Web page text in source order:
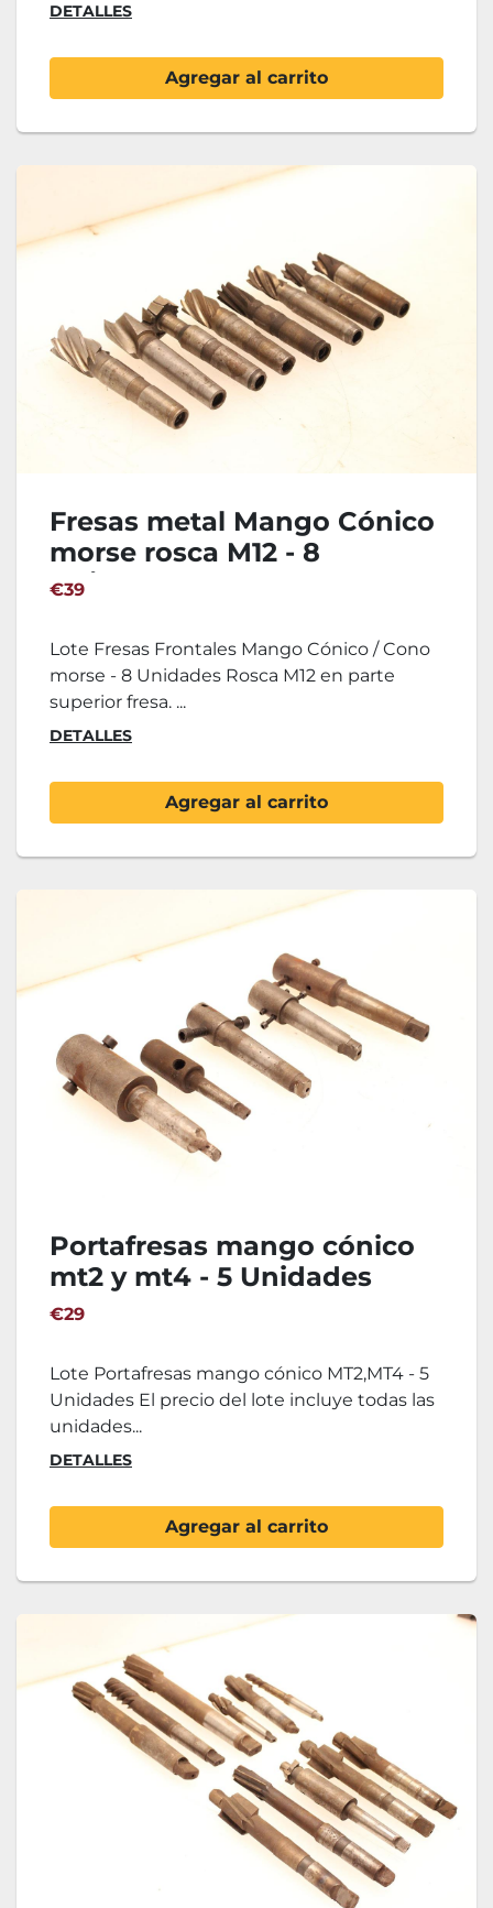
DETALLES
Agregar al carrito
Fresas metal Mango Cónico
morse rosca M12 - 8
Unidades
€39
Lote Fresas Frontales Mango Cónico / Cono
morse - 8 Unidades Rosca M12 en parte
superior fresa. ...
DETALLES
Agregar al carrito
Portafresas mango cónico
mt2 y mt4 - 5 Unidades
€29
Lote Portafresas mango cónico MT2,MT4 - 5
Unidades El precio del lote incluye todas las
unidades...
DETALLES
Agregar al carrito